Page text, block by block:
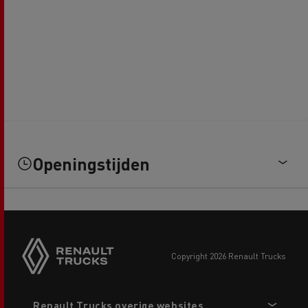
Openingstijden
copyright 2026 Renault Trucks
Renault Trucks overige websites